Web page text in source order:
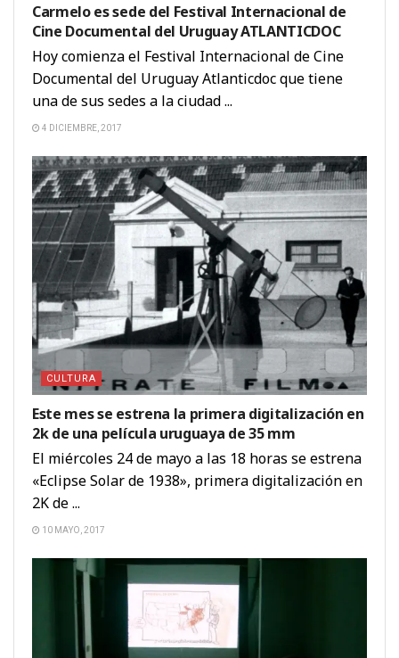
Carmelo es sede del Festival Internacional de
Cine Documental del Uruguay ATLANTICDOC
Hoy comienza el Festival Internacional de Cine
Documental del Uruguay Atlanticdoc que tiene
una de sus sedes a la ciudad ...
4 DICIEMBRE, 2017
CULTURA
Este mes se estrena la primera digitalización en
2k de una película uruguaya de 35 mm
El miércoles 24 de mayo a las 18 horas se estrena
«Eclipse Solar de 1938», primera digitalización en
2K de ...
10 MAYO, 2017